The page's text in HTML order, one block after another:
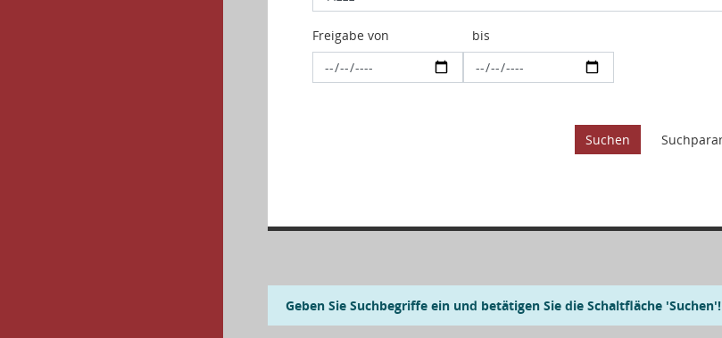
Freigabe von bis
Geben Sie Suchbegriffe ein und betätigen Sie die Schaltfläche 'Suchen'!